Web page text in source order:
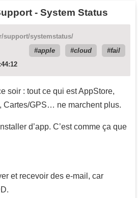
- System Status
support/systemstatus/
apple
cloud
fail
soir : tout ce qui est AppStore,
Cartes/GPS… ne marchent plus.
d’app. C’est comme ça que
et recevoir des e-mail, car